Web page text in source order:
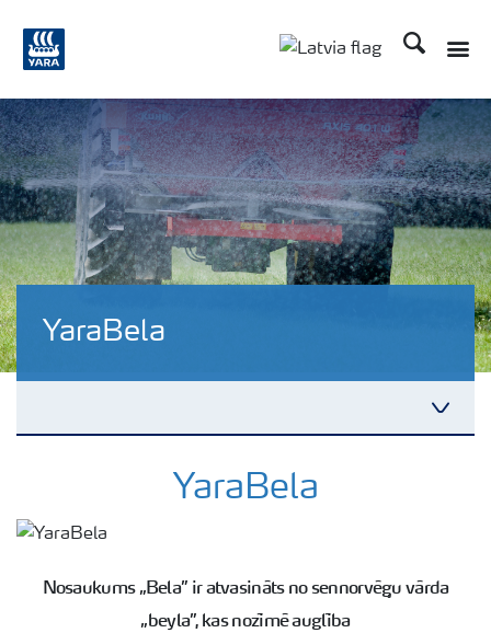
Meklēt
YaraBela
Izmēģinājumu rezultāti
Agronomiskie padomi
YaraBela
Nosaukums „Bela” ir atvasināts no sennorvēģu vārda
„beyla”, kas nozīmē auglība